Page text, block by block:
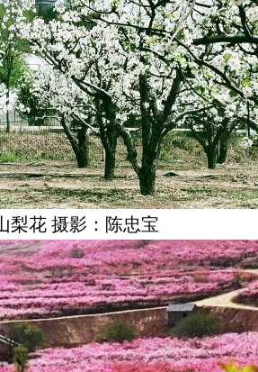
梨花 摄影：陈忠宝